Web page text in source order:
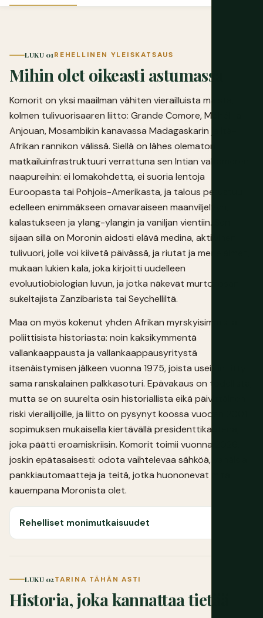
LUKU 01REHELLINEN YLEISKATSAUS
Mihin olet oikeasti astumassa
Komorit on yksi maailman vähiten vierailluista maista,
kolmen tulivuorisaaren liitto: Grande Comore, Mohéli ja
Anjouan, Mosambikin kanavassa Madagaskarin ja Itä-
Afrikan rannikon välissä. Siellä on lähes olematon
matkailuinfrastruktuuri verrattuna sen Intian valtameren
naapureihin: ei lomakohdetta, ei suoria lentoja
Euroopasta tai Pohjois-Amerikasta, ja talous perustuu
edelleen enimmäkseen omavaraiseen maanviljelyyn,
kalastukseen ja ylang-ylangin ja vaniljan vientiin. Sen
sijaan sillä on Moronin aidosti elävä medina, aktiivinen
tulivuori, jolle voi kiivetä päivässä, ja riutat ja merieläimet,
mukaan lukien kala, joka kirjoitti uudelleen
evoluutiobiologian luvun, ja jotka näkevät murto-osan
sukeltajista Zanzibarista tai Seychelliltä.
Maa on myös kokenut yhden Afrikan myrskyisimmistä
poliittisista historiasta: noin kaksikymmentä
vallankaappausta ja vallankaappausyritystä
itsenäistymisen jälkeen vuonna 1975, joista useisiin liittyi
sama ranskalainen palkkasoturi. Epävakaus on todellista,
mutta se on suurelta osin historiallista eikä päivittäinen
riski vierailijoille, ja liitto on pysynyt koossa vuoden 2001
sopimuksen mukaisella kiertävällä presidenttikautena,
joka päätti eroamiskriisin. Komorit toimii vuonna 2026,
joskin epätasaisesti: odota vaihtelevaa sähköä, vähäisiä
pankkiautomaatteja ja teitä, jotka huononevat mitä
kauempana Moronista olet.
Rehelliset monimutkaisuudet
LUKU 02TARINA TÄHÄN ASTI
Historia, joka kannattaa tietää